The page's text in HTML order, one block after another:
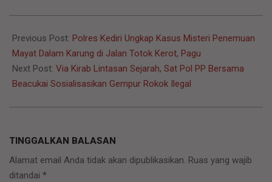
07-
17
Previous Post: Polres Kediri Ungkap Kasus Misteri Penemuan
Mayat Dalam Karung di Jalan Totok Kerot, Pagu
Next Post: Via Kirab Lintasan Sejarah, Sat Pol PP Bersama
Beacukai Sosialisasikan Gempur Rokok Ilegal
TINGGALKAN BALASAN
Alamat email Anda tidak akan dipublikasikan. Ruas yang wajib
ditandai *